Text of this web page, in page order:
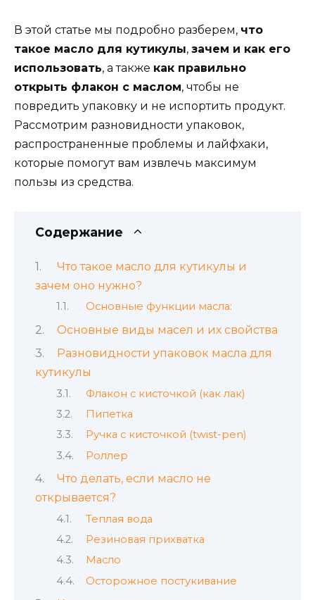
В этой статье мы подробно разберем, что
такое масло для кутикулы, зачем и как его
использовать, а также как правильно
открыть флакон с маслом, чтобы не
повредить упаковку и не испортить продукт.
Рассмотрим разновидности упаковок,
распространенные проблемы и лайфхаки,
которые помогут вам извлечь максимум
пользы из средства.
Содержание
Что такое масло для кутикулы и
зачем оно нужно?
Основные функции масла:
Основные виды масел и их свойства
Разновидности упаковок масла для
кутикулы
Флакон с кисточкой (как лак)
Пипетка
Ручка с кисточкой (twist-pen)
Роллер
Что делать, если масло не
открывается?
Теплая вода
Резиновая прихватка
Масло
Осторожное постукивание